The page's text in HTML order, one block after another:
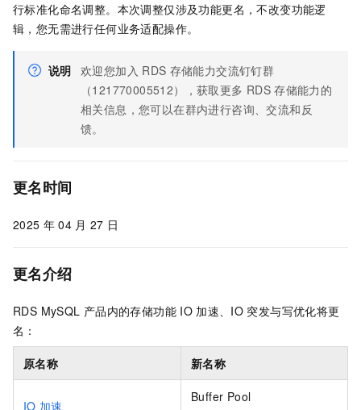
行标准化命名调整。本次调整仅涉及功能更名，不改变功能逻
辑，您无需进行任何业务适配操作。
说明 欢迎您加入 RDS 存储能力交流钉钉群
（121770005512），获取更多 RDS 存储能力的
相关信息，您可以在群内进行咨询、交流和反
馈。
更名时间
2025 年 04 月 27 日
更名介绍
RDS MySQL 产品内的存储功能 IO 加速、IO 突发与写优化将更
名：
原名称 新名称
IO 加速
Buffer Pool